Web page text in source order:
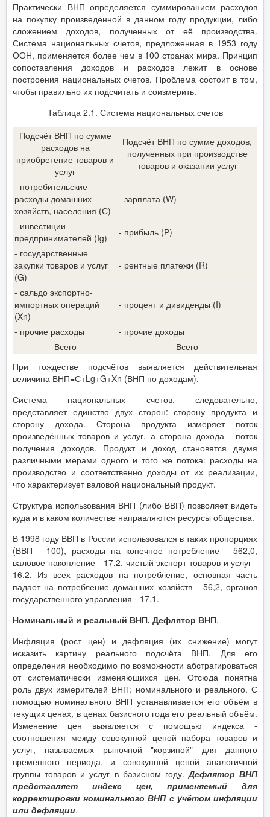
Практически ВНП определяется суммированием расходов
на покупку произведённой в данном году продукции, либо
сложением доходов, полученных от её производства.
Система национальных счетов, предложенная в 1953 году
ООН, применяется более чем в 100 странах мира. Принцип
сопоставления доходов и расходов лежит в основе
построения национальных счетов. Проблема состоит в том,
чтобы правильно их подсчитать и соизмерить.
Таблица 2.1. Система национальных счетов
Подсчёт ВНП по сумме
расходов на
приобретение товаров и
услуг
Подсчёт ВНП по сумме доходов,
полученных при производстве
товаров и оказании услуг
- потребительские
расходы домашних
хозяйств, населения (С)
- зарплата (W)
- инвестиции
предпринимателей (Ig)
- прибыль (Р)
- государственные
закупки товаров и услуг
(G)
- рентные платежи (R)
- сальдо экспортно-
импортных операций
(Xn)
- процент и дивиденды (I)
- прочие расходы
- прочие доходы
Всего
Всего
При тождестве подсчётов выявляется действительная
величина ВНП=С+Lg+G+Xn (ВНП по доходам).
Система национальных счетов, следовательно,
представляет единство двух сторон: сторону продукта и
сторону дохода. Сторона продукта измеряет поток
произведённых товаров и услуг, а сторона дохода - поток
получения доходов. Продукт и доход становятся двумя
различными мерами одного и того же потока: расходы на
производство и соответственно доходы от их реализации,
что характеризует валовой национальный продукт.
Структура использования ВНП (либо ВВП) позволяет видеть
куда и в каком количестве направляются ресурсы общества.
В 1998 году ВВП в России использовался в таких пропорциях
(ВВП - 100), расходы на конечное потребление - 562,0,
валовое накопление - 17,2, чистый экспорт товаров и услуг -
16,2. Из всех расходов на потребление, основная часть
падает на потребление домашних хозяйств - 56,2, органов
государственного управления - 17,1.
Номинальный и реальный ВНП. Дефлятор ВНП.
Инфляция (рост цен) и дефляция (их снижение) могут
исказить картину реального подсчёта ВНП. Для его
определения необходимо по возможности абстрагироваться
от систематически изменяющихся цен. Отсюда понятна
роль двух измерителей ВНП: номинального и реального. С
помощью номинального ВНП устанавливается его объём в
текущих ценах, в ценах базисного года его реальный объём.
Изменение цен выявляется с помощью индекса -
соотношения между совокупной ценой набора товаров и
услуг, называемых рыночной "корзиной" для данного
временного периода, и совокупной ценой аналогичной
группы товаров и услуг в базисном году.Дефлятор ВНП
представляет индекс цен, применяемый для
корректировки номинального ВНП с учётом инфляции
или дефляции.